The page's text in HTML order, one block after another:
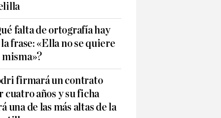
falta de ortografía hay
frase: «Ella no se quiere
misma»?
firmará un contrato
cuatro años y su ficha
una de las más altas de la